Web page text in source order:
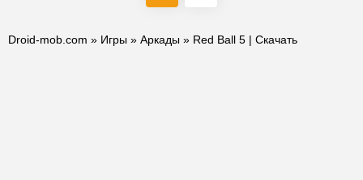
Droid-mob.com » Игры » Аркады » Red Ball 5 | Скачать